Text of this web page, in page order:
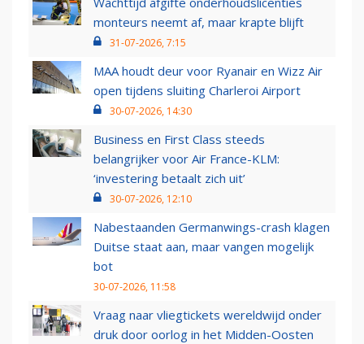
monteurs neemt af, maar krapte blijft
31-07-2026, 7:15
MAA houdt deur voor Ryanair en Wizz Air
open tijdens sluiting Charleroi Airport
30-07-2026, 14:30
Business en First Class steeds
belangrijker voor Air France-KLM:
‘investering betaalt zich uit’
30-07-2026, 12:10
Nabestaanden Germanwings-crash klagen
Duitse staat aan, maar vangen mogelijk
bot
30-07-2026, 11:58
Vraag naar vliegtickets wereldwijd onder
druk door oorlog in het Midden-Oosten